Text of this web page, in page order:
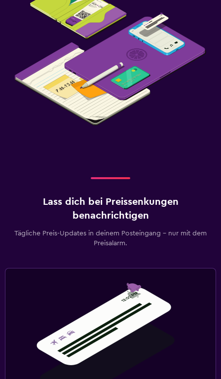
Lass dich bei Preissenkungen
benachrichtigen
Tägliche Preis-Updates in deinem Posteingang – nur mit dem
Preisalarm.